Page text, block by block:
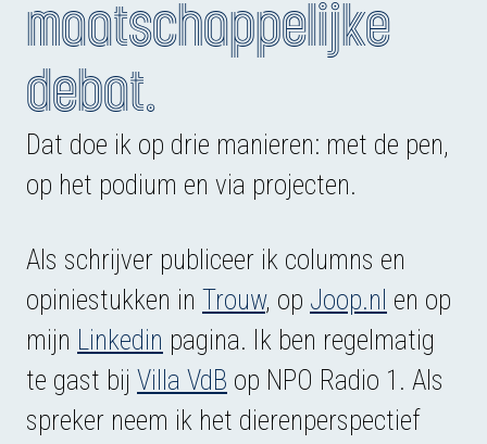
maatschappelijke
debat.
Dat doe ik op drie manieren: met de pen,
op het podium en via projecten.
Als schrijver publiceer ik columns en
opiniestukken in Trouw, op Joop.nl en op
mijn Linkedin pagina. Ik ben regelmatig
te gast bij Villa VdB op NPO Radio 1. Als
spreker neem ik het dierenperspectief